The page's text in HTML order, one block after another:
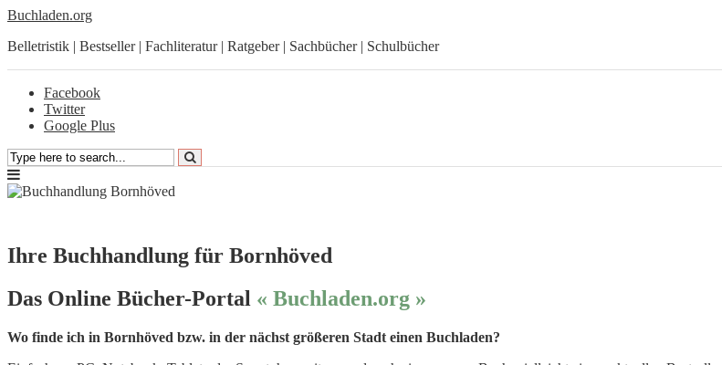
Buchladen.org
Belletristik | Bestseller | Fachliteratur | Ratgeber | Sachbücher | Schulbücher
Facebook
Twitter
Google Plus
Ihre Buchhandlung für Bornhöved
Das Online Bücher-Portal « Buchladen.org »
Wo finde ich in Bornhöved bzw. in der nächst größeren Stadt einen Buchladen?